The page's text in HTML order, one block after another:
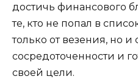
достичь финансового
те, кто не попал в
только от везения, но
сосредоточенности и
своей цели.